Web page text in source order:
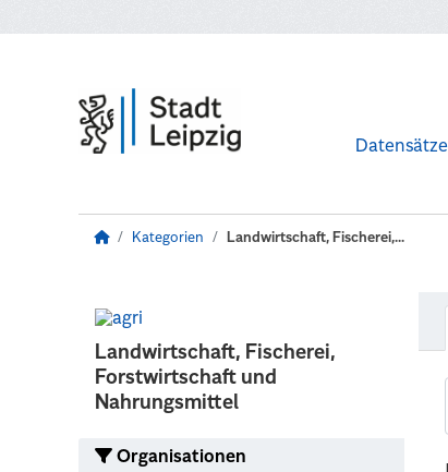
Datensätze
Kategorien Landwirtschaft, Fischerei,...
Landwirtschaft, Fischerei,
Forstwirtschaft und
Nahrungsmittel
Organisationen